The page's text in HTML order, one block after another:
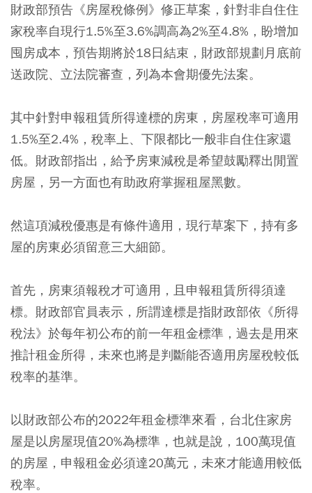
財政部預告《房屋稅條例》修正草案，針對非自住住
家稅率自現行1.5%至3.6%調高為2%至4.8%，盼增加
囤房成本，預告期將於18日結束，財政部規劃月底前
送政院、立法院審查，列為本會期優先法案。
其中針對申報租賃所得達標的房東，房屋稅率可適用
1.5%至2.4%，稅率上、下限都比一般非自住住家還
低。財政部指出，給予房東減稅是希望鼓勵釋出閒置
房屋，另一方面也有助政府掌握租屋黑數。
然這項減稅優惠是有條件適用，現行草案下，持有多
屋的房東必須留意三大細節。
首先，房東須報稅才可適用，且申報租賃所得須達
標。財政部官員表示，所謂達標是指財政部依《所得
稅法》於每年初公布的前一年租金標準，過去是用來
推計租金所得，未來也將是判斷能否適用房屋稅較低
稅率的基準。
以財政部公布的2022年租金標準來看，台北住家房
屋是以房屋現值20%為標準，也就是說，100萬現值
的房屋，申報租金必須達20萬元，未來才能適用較低
稅率。